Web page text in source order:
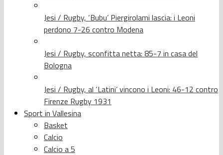
Jesi / Rugby, ‘Bubu’ Piergirolami lascia: i Leoni
perdono 7-26 contro Modena
Jesi / Rugby, sconfitta netta: 85-7 in casa del
Bologna
Jesi / Rugby, al ‘Latini’ vincono i Leoni: 46-12 contro
Firenze Rugby 1931
Sport in Vallesina
Basket
Calcio
Calcio a 5